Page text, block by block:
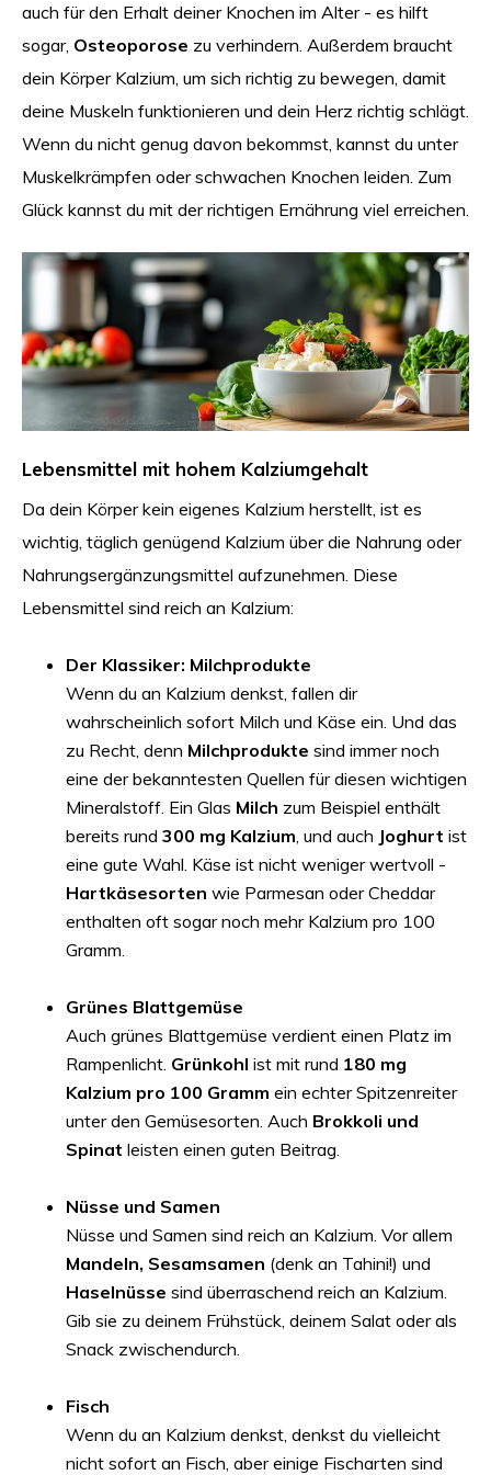
auch für den Erhalt deiner Knochen im Alter - es hilft
sogar, Osteoporose zu verhindern. Außerdem braucht
dein Körper Kalzium, um sich richtig zu bewegen, damit
deine Muskeln funktionieren und dein Herz richtig schlägt.
Wenn du nicht genug davon bekommst, kannst du unter
Muskelkrämpfen oder schwachen Knochen leiden. Zum
Glück kannst du mit der richtigen Ernährung viel erreichen.
Lebensmittel mit hohem Kalziumgehalt
Da dein Körper kein eigenes Kalzium herstellt, ist es
wichtig, täglich genügend Kalzium über die Nahrung oder
Nahrungsergänzungsmittel aufzunehmen. Diese
Lebensmittel sind reich an Kalzium:
Der Klassiker: Milchprodukte
Wenn du an Kalzium denkst, fallen dir
wahrscheinlich sofort Milch und Käse ein. Und das
zu Recht, denn Milchprodukte sind immer noch
eine der bekanntesten Quellen für diesen wichtigen
Mineralstoff. Ein Glas Milch zum Beispiel enthält
bereits rund 300 mg Kalzium , und auch Joghurt ist
eine gute Wahl. Käse ist nicht weniger wertvoll -
Hartkäsesorten wie Parmesan oder Cheddar
enthalten oft sogar noch mehr Kalzium pro 100
Gramm.
Grünes Blattgemüse
Auch grünes Blattgemüse verdient einen Platz im
Rampenlicht. Grünkohl ist mit rund 180 mg
Kalzium pro 100 Gramm ein echter Spitzenreiter
unter den Gemüsesorten. Auch Brokkoli und
Spinat leisten einen guten Beitrag.
Nüsse und Samen
Nüsse und Samen sind reich an Kalzium. Vor allem
Mandeln, Sesamsamen (denk an Tahini!) und
Haselnüsse sind überraschend reich an Kalzium.
Gib sie zu deinem Frühstück, deinem Salat oder als
Snack zwischendurch.
Fisch
Wenn du an Kalzium denkst, denkst du vielleicht
nicht sofort an Fisch, aber einige Fischarten sind